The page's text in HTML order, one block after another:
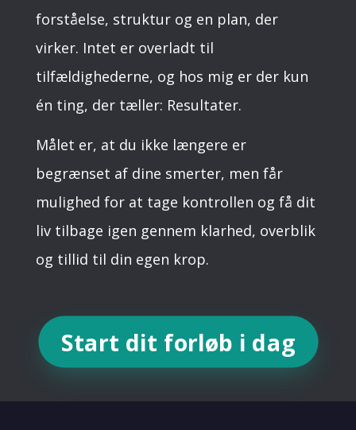
forståelse, struktur og en plan, der
virker. Intet er overladt til
tilfældighederne, og hos mig er der kun
én ting, der tæller: Resultater.
Målet er, at du ikke længere er
begrænset af dine smerter, men får
mulighed for at tage kontrollen og få dit
liv tilbage igen gennem klarhed, overblik
og tillid til din egen krop.
Start dit forløb i dag